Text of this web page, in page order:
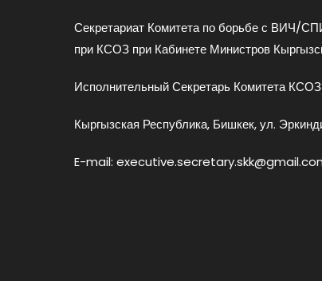
Секретариат Комитета по борьбе с ВИЧ/
при КСОЗ при Кабинете Министров
Исполнительный Секретарь Комитета
Кыргызская Республика, Бишкек, ул.
E-mail: